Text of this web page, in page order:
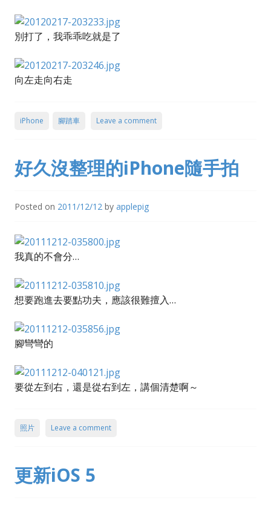
別打了，我乖乖吃就是了
向左走向右走
iPhone 腳踏車 Leave a comment
好久沒整理的iPhone隨手拍
Posted on 2011/12/12 by applepig
我真的不會分…
想要跑進去要點功夫，應該很難擅入…
腳彎彎的
要從左到右，還是從右到左，講個清楚啊～
照片 Leave a comment
更新iOS 5